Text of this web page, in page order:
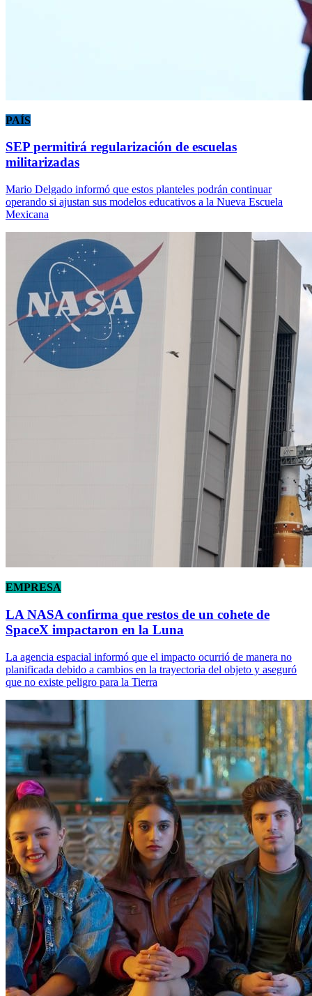
PAÍS
SEP permitirá regularización de escuelas
militarizadas
Mario Delgado informó que estos planteles podrán continuar
operando si ajustan sus modelos educativos a la Nueva Escuela
Mexicana
EMPRESA
LA NASA confirma que restos de un cohete de
SpaceX impactaron en la Luna
La agencia espacial informó que el impacto ocurrió de manera no
planificada debido a cambios en la trayectoria del objeto y aseguró
que no existe peligro para la Tierra